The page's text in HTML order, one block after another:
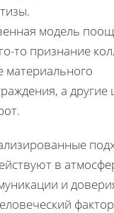
модель
то признание
материального
а другие
в
и